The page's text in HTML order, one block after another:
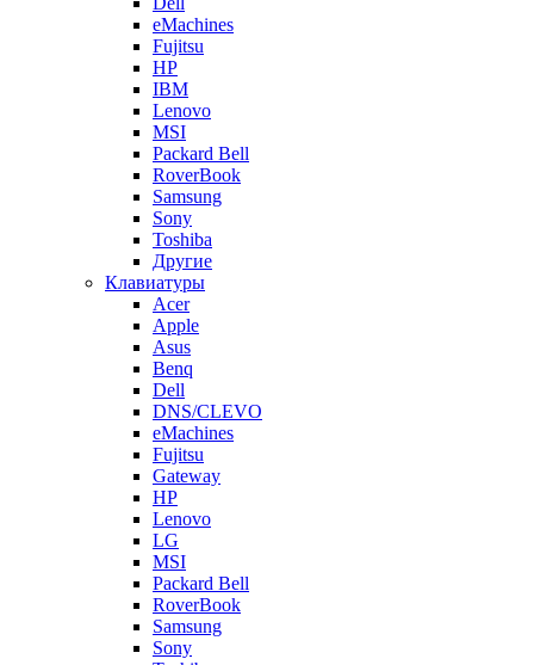
eMachines
Fujitsu
HP
IBM
Lenovo
MSI
Packard Bell
RoverBook
Samsung
Sony
Toshiba
Другие
Клавиатуры
Acer
Apple
Asus
Benq
Dell
DNS/CLEVO
eMachines
Fujitsu
Gateway
HP
Lenovo
LG
MSI
Packard Bell
RoverBook
Samsung
Sony